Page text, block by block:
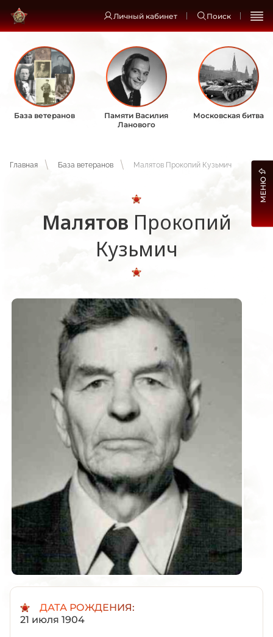
Личный кабинет Поиск
База ветеранов
Памяти Василия
Ланового
Московская битва
Главная База ветеранов Малятов Прокопий Кузьмич
Малятов Прокопий
Кузьмич
ДАТА РОЖДЕНИЯ:
21 июля 1904
МЕНЮ